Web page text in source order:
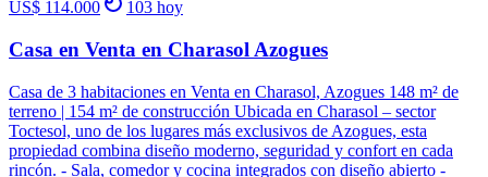
US$ 114.000 103 hoy
Casa en Venta en Charasol Azogues
Casa de 3 habitaciones en Venta en Charasol, Azogues 148 m² de
terreno | 154 m² de construcción Ubicada en Charasol – sector
Toctesol, uno de los lugares más exclusivos de Azogues, esta
propiedad combina diseño moderno, seguridad y confort en cada
rincón. - Sala, comedor y cocina integrados con diseño abierto -